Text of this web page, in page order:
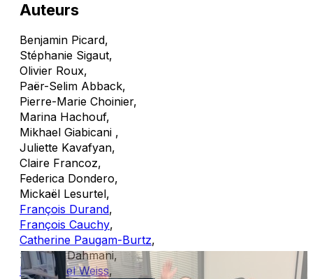
Auteurs
Benjamin Picard,
Stéphanie Sigaut,
Olivier Roux,
Paër-Selim Abback,
Pierre-Marie Choinier,
Marina Hachouf,
Mikhael Giabicani ,
Juliette Kavafyan,
Claire Francoz,
Federica Dondero,
Mickaël Lesurtel,
François Durand,
François Cauchy,
Catherine Paugam-Burtz,
Souhayl Dahmani,
Emmanuel Weiss,